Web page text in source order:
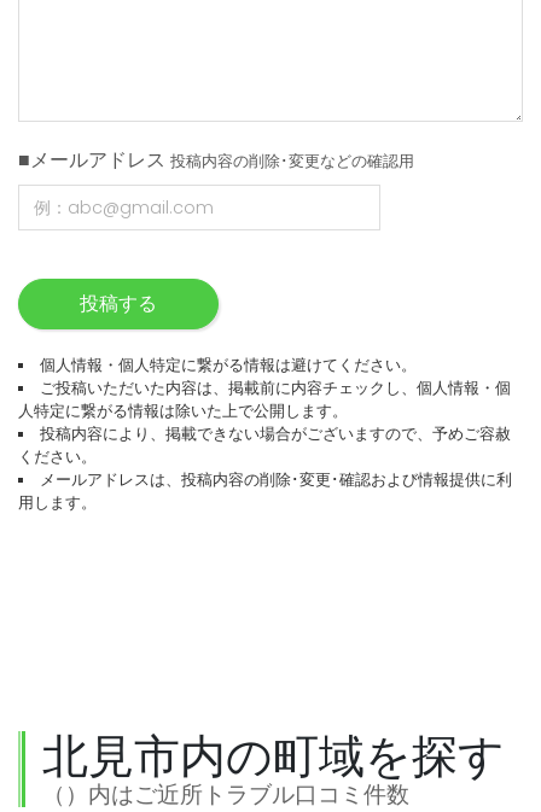
■メールアドレス 投稿内容の削除･変更などの確認用
投稿する
個人情報・個人特定に繋がる情報は避けてください。
ご投稿いただいた内容は、掲載前に内容チェックし、個人情報・個
人特定に繋がる情報は除いた上で公開します。
投稿内容により、掲載できない場合がございますので、予めご容赦
ください。
メールアドレスは、投稿内容の削除･変更･確認および情報提供に利
用します。
北見市内の町域を探す
（）内はご近所トラブル口コミ件数